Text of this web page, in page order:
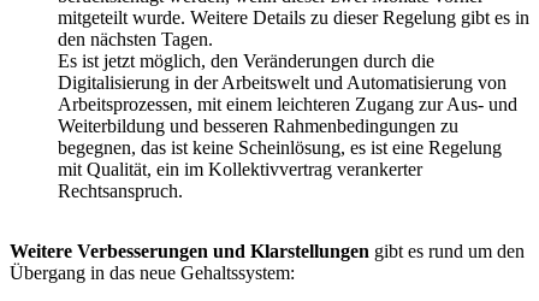
mitgeteilt wurde. Weitere Details zu dieser Regelung gibt es in
den nächsten Tagen.
Es ist jetzt möglich, den Veränderungen durch die
Digitalisierung in der Arbeitswelt und Automatisierung von
Arbeitsprozessen, mit einem leichteren Zugang zur Aus- und
Weiterbildung und besseren Rahmenbedingungen zu
begegnen, das ist keine Scheinlösung, es ist eine Regelung
mit Qualität, ein im Kollektivvertrag verankerter
Rechtsanspruch.
Weitere Verbesserungen und Klarstellungen gibt es rund um den
Übergang in das neue Gehaltssystem: